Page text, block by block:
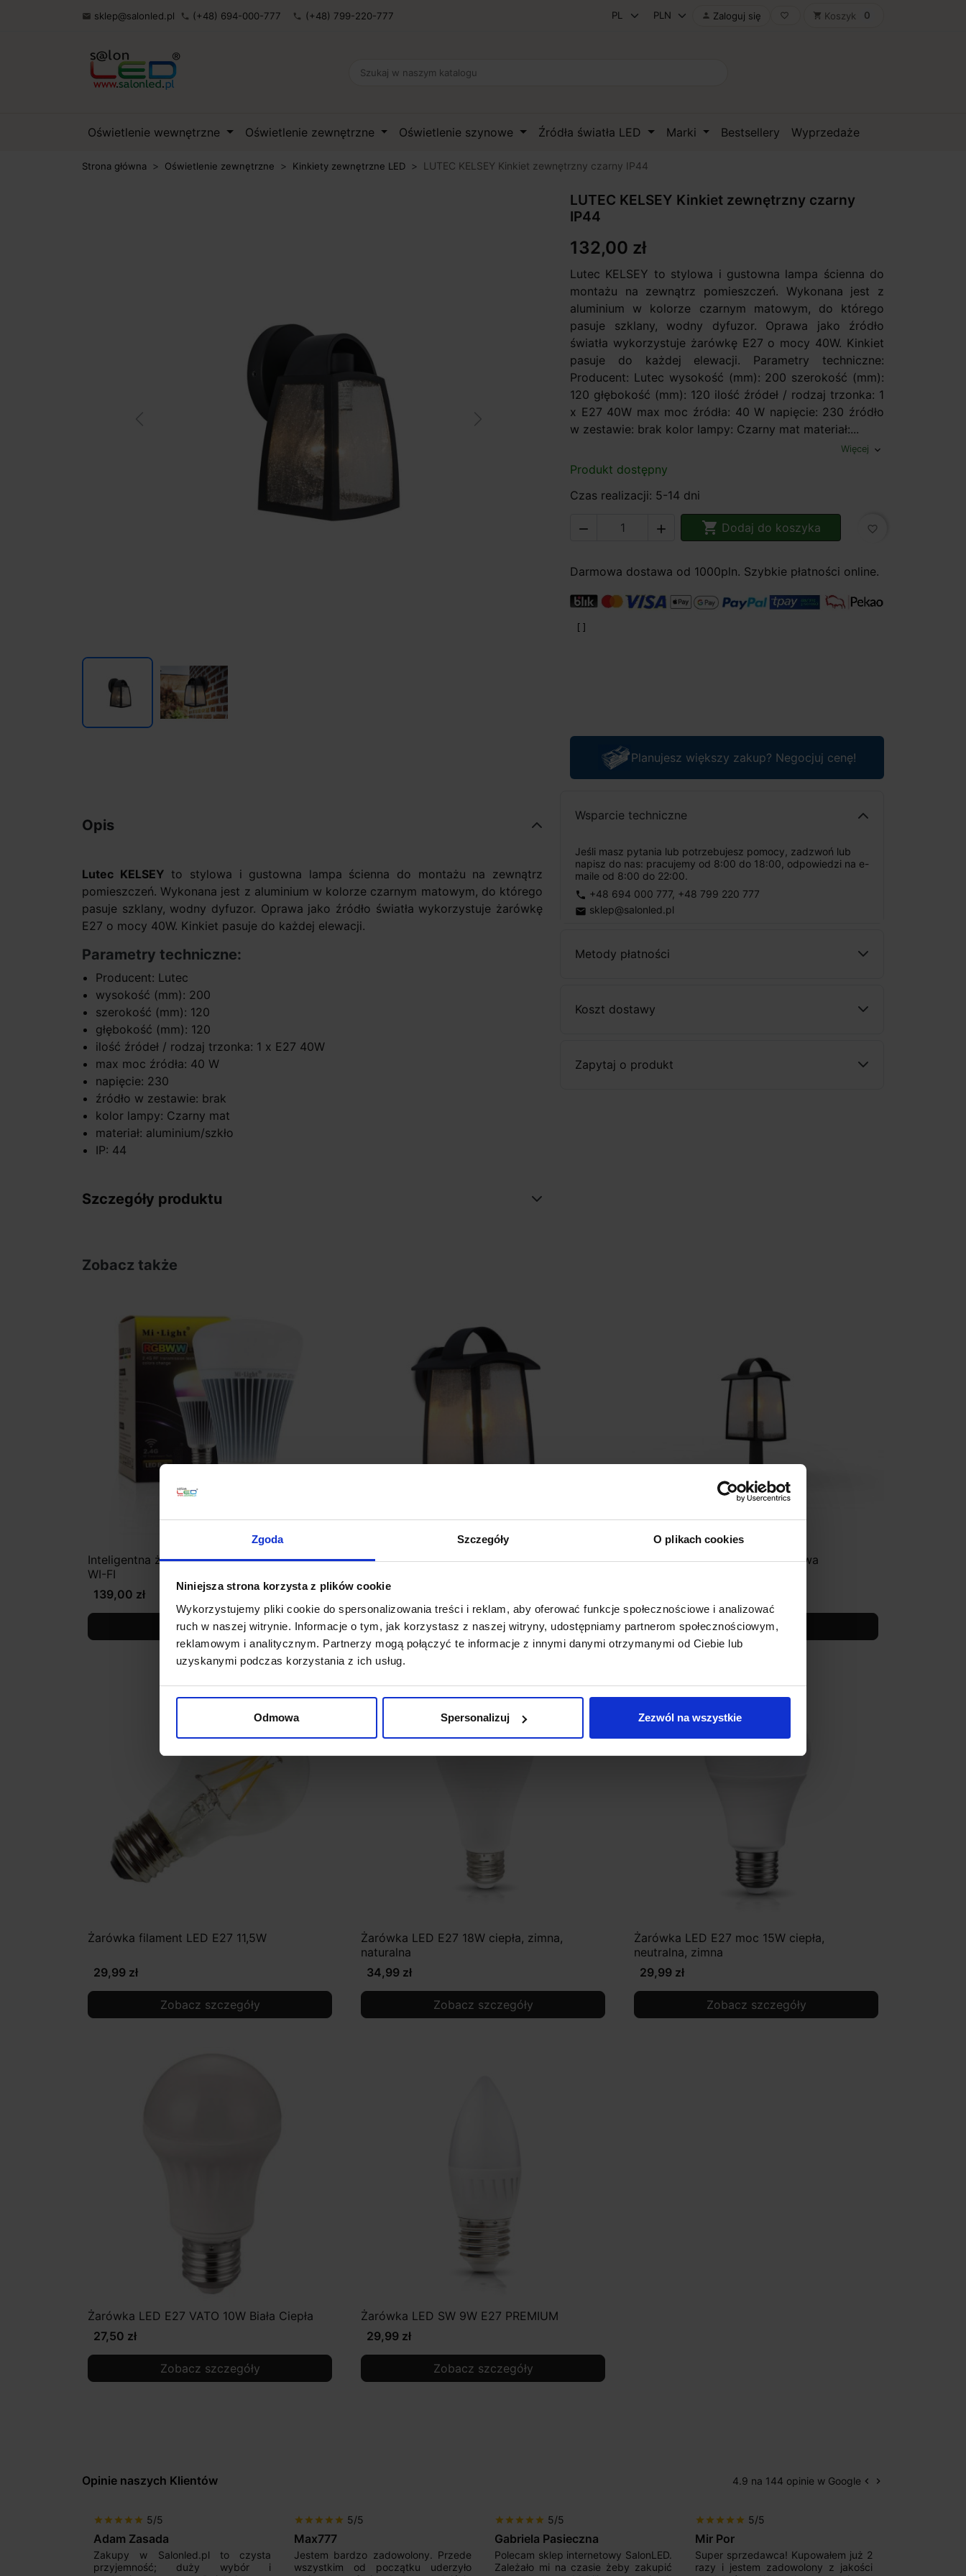
Zgoda Szczegóły O plikach cookies
Niniejsza strona korzysta z plików cookie
Wykorzystujemy pliki cookie do spersonalizowania treści i reklam, aby oferować funkcje społecznościowe i analizować
ruch w naszej witrynie. Informacje o tym, jak korzystasz z naszej witryny, udostępniamy partnerom społecznościowym,
reklamowym i analitycznym. Partnerzy mogą połączyć te informacje z innymi danymi otrzymanymi od Ciebie lub
uzyskanymi podczas korzystania z ich usług.
Odmowa Spersonalizuj Zezwól na wszystkie
 sklep@salonled.pl phone (+48) 694-000-777 phone (+48) 799-220-777  Zaloguj się favorite_border shopping_cart Koszyk 0
Oświetlenie wewnętrzne Oświetlenie zewnętrzne Oświetlenie szynowe Źródła światła LED Marki Bestsellery Wyprzedaże
Strona główna Oświetlenie zewnętrzne Kinkiety zewnętrzne LED LUTEC KELSEY Kinkiet zewnętrzny czarny IP44
LUTEC KELSEY Kinkiet zewnętrzny czarny
IP44
132,00 zł
Lutec KELSEY to stylowa i gustowna lampa ścienna do
montażu na zewnątrz pomieszczeń. Wykonana jest z
aluminium w kolorze czarnym matowym, do którego
pasuje szklany, wodny dyfuzor. Oprawa jako źródło
światła wykorzystuje żarówkę E27 o mocy 40W. Kinkiet
pasuje do każdej elewacji. Parametry techniczne:
Producent: Lutec wysokość (mm): 200 szerokość (mm):
120 głębokość (mm): 120 ilość źródeł / rodzaj trzonka: 1
x E27 40W max moc źródła: 40 W napięcie: 230 źródło
w zestawie: brak kolor lampy: Czarny mat materiał:...
Więcej expand_more
Produkt dostępny
Czas realizacji: 5-14 dni
   Dodaj do koszyka favorite_border
Darmowa dostawa od 1000pln. Szybkie płatności online.
Planujesz większy zakup? Negocjuj cenę!
Wsparcie techniczne
Jeśli masz pytania lub potrzebujesz pomocy, zadzwoń lub
napisz do nas: pracujemy od 8:00 do 18:00, odpowiedzi na e-
maile od 8:00 do 22:00.
phone +48 694 000 777, +48 799 220 777
email sklep@salonled.pl
Metody płatności
Koszt dostawy
Zapytaj o produkt
Opis
Lutec KELSEY to stylowa i gustowna lampa ścienna do montażu na zewnątrz
pomieszczeń. Wykonana jest z aluminium w kolorze czarnym matowym, do którego
pasuje szklany, wodny dyfuzor. Oprawa jako źródło światła wykorzystuje żarówkę
E27 o mocy 40W. Kinkiet pasuje do każdej elewacji.
Parametry techniczne:
Producent: Lutec
wysokość (mm): 200
szerokość (mm): 120
głębokość (mm): 120
ilość źródeł / rodzaj trzonka: 1 x E27 40W
max moc źródła: 40 W
napięcie: 230
źródło w zestawie: brak
kolor lampy: Czarny mat
materiał: aluminium/szkło
IP: 44
Szczegóły produktu
Zobacz także
Inteligentna żarówka LED 8W RGB+CCT E27
WI-FI
139,00 zł
Zobacz szczegóły
LUTEC KELSEY Kinkiet zewnętrzny
230,00 zł
Zobacz szczegóły
LUTEC KELSEY Lampa ogrodowa
Zobacz szczegóły
Żarówka filament LED E27 11,5W
29,99 zł
Zobacz szczegóły
Żarówka LED E27 18W ciepła, zimna,
naturalna
34,99 zł
Zobacz szczegóły
Żarówka LED E27 moc 15W ciepła,
neutralna, zimna
29,99 zł
Zobacz szczegóły
Żarówka LED E27 VATO 10W Biała Ciepła
27,50 zł
Zobacz szczegóły
Żarówka LED SW 9W E27 PREMIUM
29,99 zł
Zobacz szczegóły
Opinie naszych Klientów 4.9 na 144 opinie w Google Poprzedni
keyboard_arrow_left Następny
keyboard_arrow_right
star star star star star 5/5
Adam Zasada
Zakupy w Salonled.pl to czysta
przyjemność; duży wybór i
star star star star star 5/5
Max777
Jestem bardzo zadowolony. Przede
wszystkim od początku uderzyło
star star star star star 5/5
Gabriela Pasieczna
Polecam sklep internetowy SalonLED.
Zależało mi na czasie żeby zakupić
star star star star star 5/5
Mir Por
Super sprzedawca! Kupowałem już 2
razy i jestem zadowolony z jakości